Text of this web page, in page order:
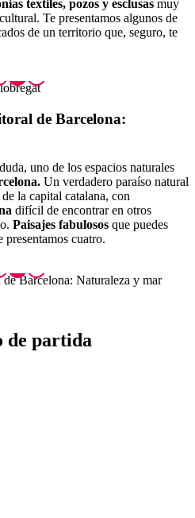
textiles, pozos y esclusas muy
Te presentamos algunos de
de un territorio que, seguro, te
de Barcelona:
uno de los espacios naturales
Un verdadero paraíso natural
la capital catalana, con
difícil de encontrar en otros
Paisajes fabulosos que puedes
presentamos cuatro.
de partida